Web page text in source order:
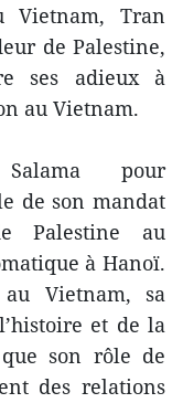
Vietnam, Tran
de Palestine,
ses adieux à
au Vietnam.
pour
de son mandat
Palestine au
à Hanoï.
Vietnam, sa
et de la
son rôle de
des relations